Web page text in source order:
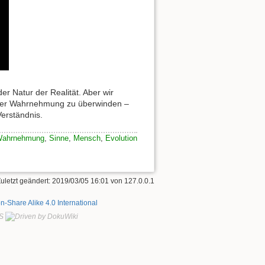
Natur der Realität. Aber wir
Wahrnehmung zu überwinden –
, Sinne, Mensch, Evolution
geändert: 2019/03/05 16:01 von 127.0.0.1
Share Alike 4.0 International